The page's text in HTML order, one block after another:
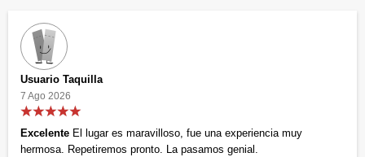
Usuario Taquilla
7 Ago 2026
Excelente El lugar es maravilloso, fue una experiencia muy
hermosa. Repetiremos pronto. La pasamos genial.